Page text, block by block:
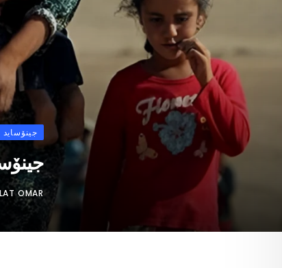
جینۆساید
OMAR